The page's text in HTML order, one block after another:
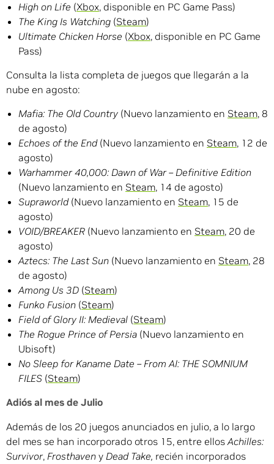
High on Life (Xbox, disponible en PC Game Pass)
The King Is Watching (Steam)
Ultimate Chicken Horse (Xbox, disponible en PC Game
Pass)
Consulta la lista completa de juegos que llegarán a la
nube en agosto:
Mafia: The Old Country (Nuevo lanzamiento en Steam, 8
de agosto)
Echoes of the End (Nuevo lanzamiento en Steam, 12 de
agosto)
Warhammer 40,000: Dawn of War – Definitive Edition
(Nuevo lanzamiento en Steam, 14 de agosto)
Supraworld (Nuevo lanzamiento en Steam, 15 de
agosto)
VOID/BREAKER (Nuevo lanzamiento en Steam, 20 de
agosto)
Aztecs: The Last Sun (Nuevo lanzamiento en Steam, 28
de agosto)
Among Us 3D (Steam)
Funko Fusion (Steam)
Field of Glory II: Medieval (Steam)
The Rogue Prince of Persia (Nuevo lanzamiento en
Ubisoft)
No Sleep for Kaname Date – From AI: THE SOMNIUM
FILES (Steam)
Adiós al mes de Julio
Además de los 20 juegos anunciados en julio, a lo largo
del mes se han incorporado otros 15, entre ellosAchilles:
Survivor, Frosthaven y Dead Take, recién incorporados